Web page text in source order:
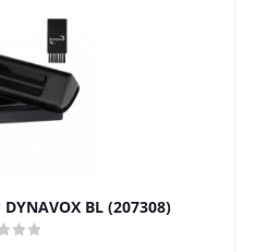
BL (207308)